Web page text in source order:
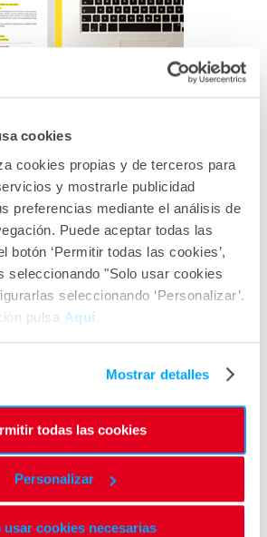
cookies
cookies propias y de terceros para
y mostrarle publicidad
preferencias mediante el análisis de
Puede aceptar todas las
botón ‘Permitir todas las cookies’,
seleccionando "Solo usar cookies
seleccionando ‘Personalizar’.
pulsa Aquí
Mostrar detalles
todas las cookies
Personalizar
usar cookies necesarias